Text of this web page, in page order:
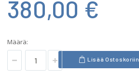
380,00 €
Määrä:
Lisää Ostoskoriin